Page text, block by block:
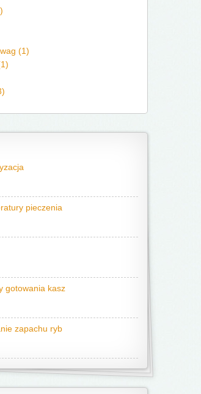
(1)
pieczenia
gotowania kasz
zapachu ryb